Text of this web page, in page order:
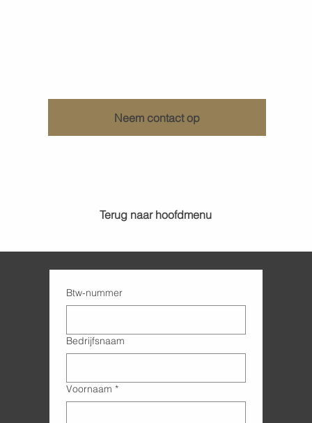
Neem contact op
Terug naar hoofdmenu
Btw-nummer
Bedrijfsnaam
Voornaam *